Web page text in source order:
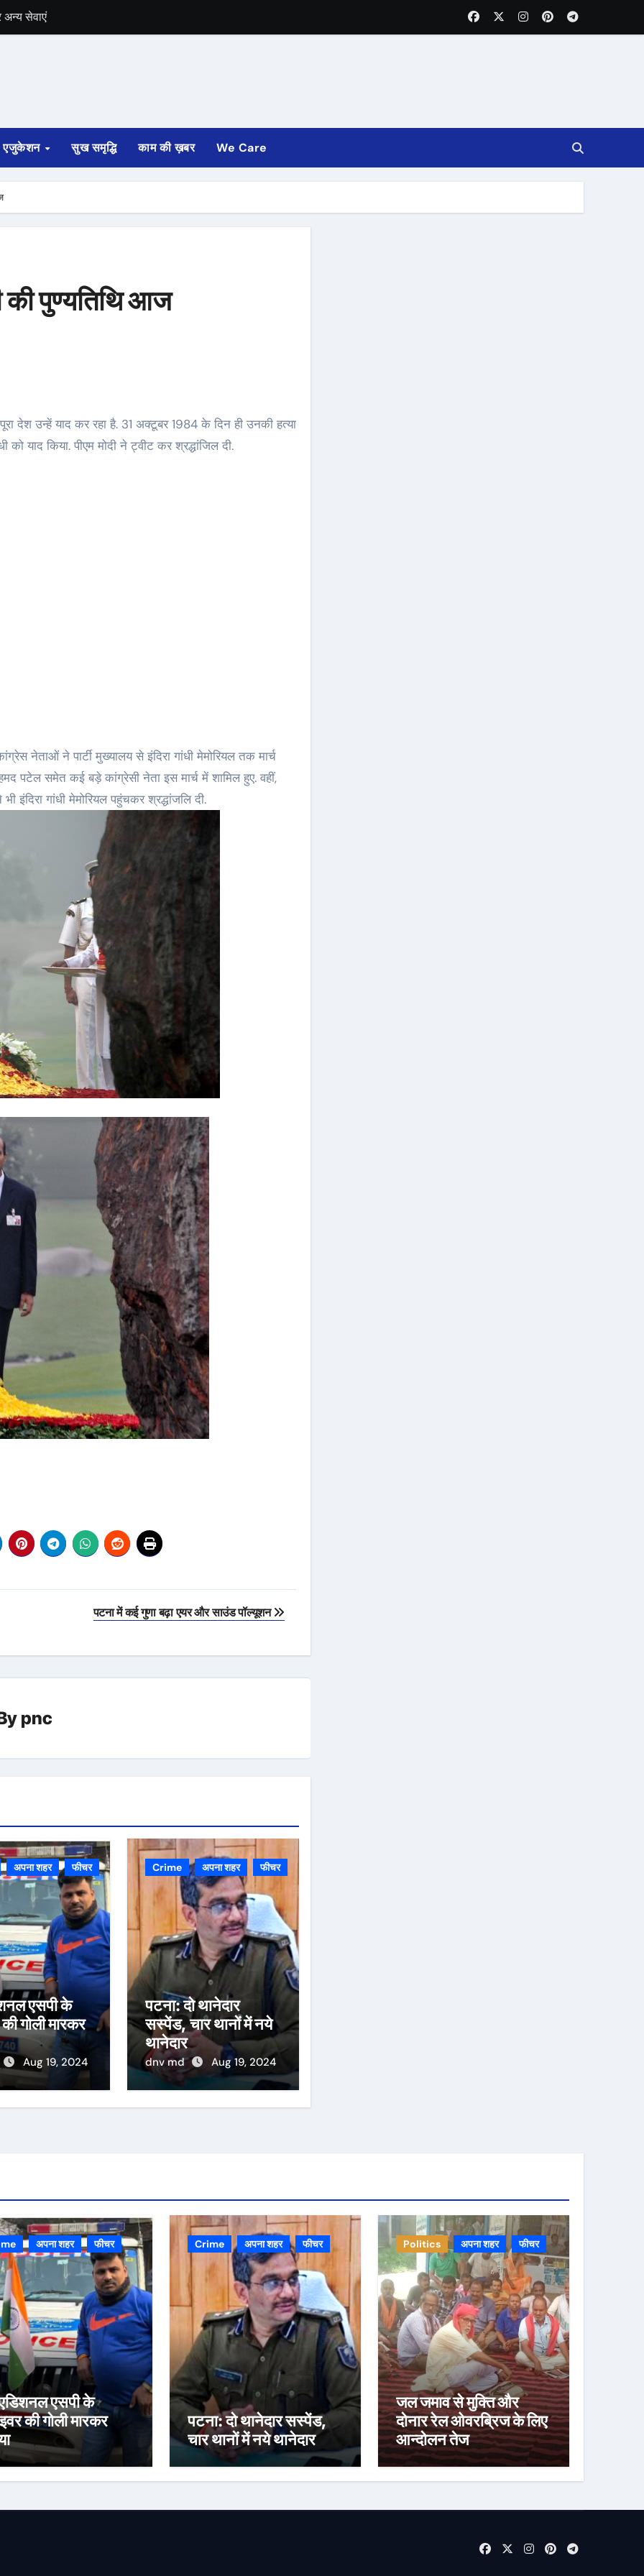
चुनाव की घोषणा
साफ
रुपए मंजूर किए
तक होगी
एजुकेशन सुख समृद्धि काम की ख़बर We Care
की पुण्यतिथि आज
देश उन्हें याद कर रहा है. 31 अक्टूबर 1984 के दिन ही उनकी हत्या
को याद किया. पीएम मोदी ने ट्वीट कर श्रद्धांजिल दी.
नेताओं ने पार्टी मुख्यालय से इंदिरा गांधी मेमोरियल तक मार्च
पटेल समेत कई बड़े कांग्रेसी नेता इस मार्च में शामिल हुए. वहीं,
इंदिरा गांधी मेमोरियल पहुंचकर श्रद्धांजलि दी.
पटना में कई गुणा बढ़ा एयर और साउंड पॉल्यूशन
pnc
अपना शहर फीचर
एसपी के
गोली मारकर
Aug 19, 2024
Crime अपना शहर फीचर
पटना: दो थानेदार
सस्पेंड, चार थानों में नये
थानेदार
dnv md Aug 19, 2024
अपना शहर फीचर
एडिशनल एसपी के
की गोली मारकर
Crime अपना शहर फीचर
पटना: दो थानेदार सस्पेंड,
चार थानों में नये थानेदार
Politics अपना शहर फीचर
जल जमाव से मुक्ति और
दोनार रेल ओवरब्रिज के लिए
आन्दोलन तेज